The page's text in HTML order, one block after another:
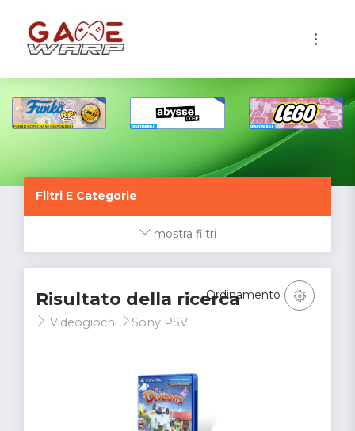
Filtri E Categorie
mostra filtri
Risultato della ricerca
Videogiochi Sony PSV
Ordinamento